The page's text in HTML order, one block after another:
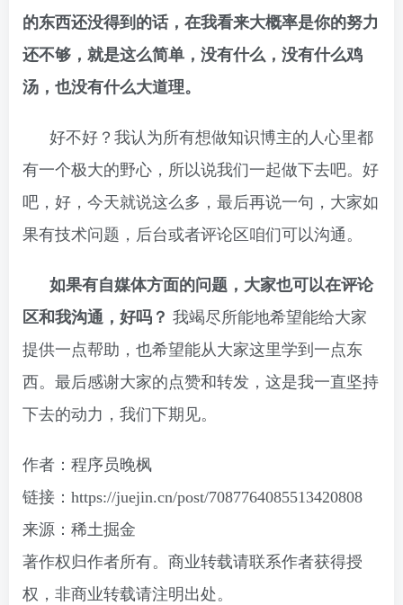
的东西还没得到的话，在我看来大概率是你的努力
还不够，就是这么简单，没有什么，没有什么鸡
汤，也没有什么大道理。
好不好？我认为所有想做知识博主的人心里都
有一个极大的野心，所以说我们一起做下去吧。好
吧，好，今天就说这么多，最后再说一句，大家如
果有技术问题，后台或者评论区咱们可以沟通。
如果有自媒体方面的问题，大家也可以在评论
区和我沟通，好吗？ 我竭尽所能地希望能给大家
提供一点帮助，也希望能从大家这里学到一点东
西。最后感谢大家的点赞和转发，这是我一直坚持
下去的动力，我们下期见。
作者：程序员晚枫
链接：https://juejin.cn/post/7087764085513420808
来源：稀土掘金
著作权归作者所有。商业转载请联系作者获得授
权，非商业转载请注明出处。